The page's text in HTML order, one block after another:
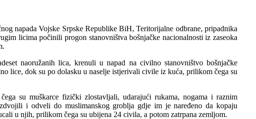
napada Vojske Srpske Republike BiH, Teritorijalne odbrane, pripadnika
licima počinili progon stanovništva bošnjačke nacionalnosti iz zaseoka
naoružanih lica, krenuli u napad na civilno stanovništvo bošnjačke
lice, dok su po dolasku u naselje istjerivali civile iz kuća, prilikom čega su
su muškarce fizički zlostavljali, udarajući rukama, nogama i raznim
i odveli do muslimanskog groblja gdje im je naređeno da kopaju
u njih, prilikom čega su ubijena 24 civila, a potom zatrpana zemljom.